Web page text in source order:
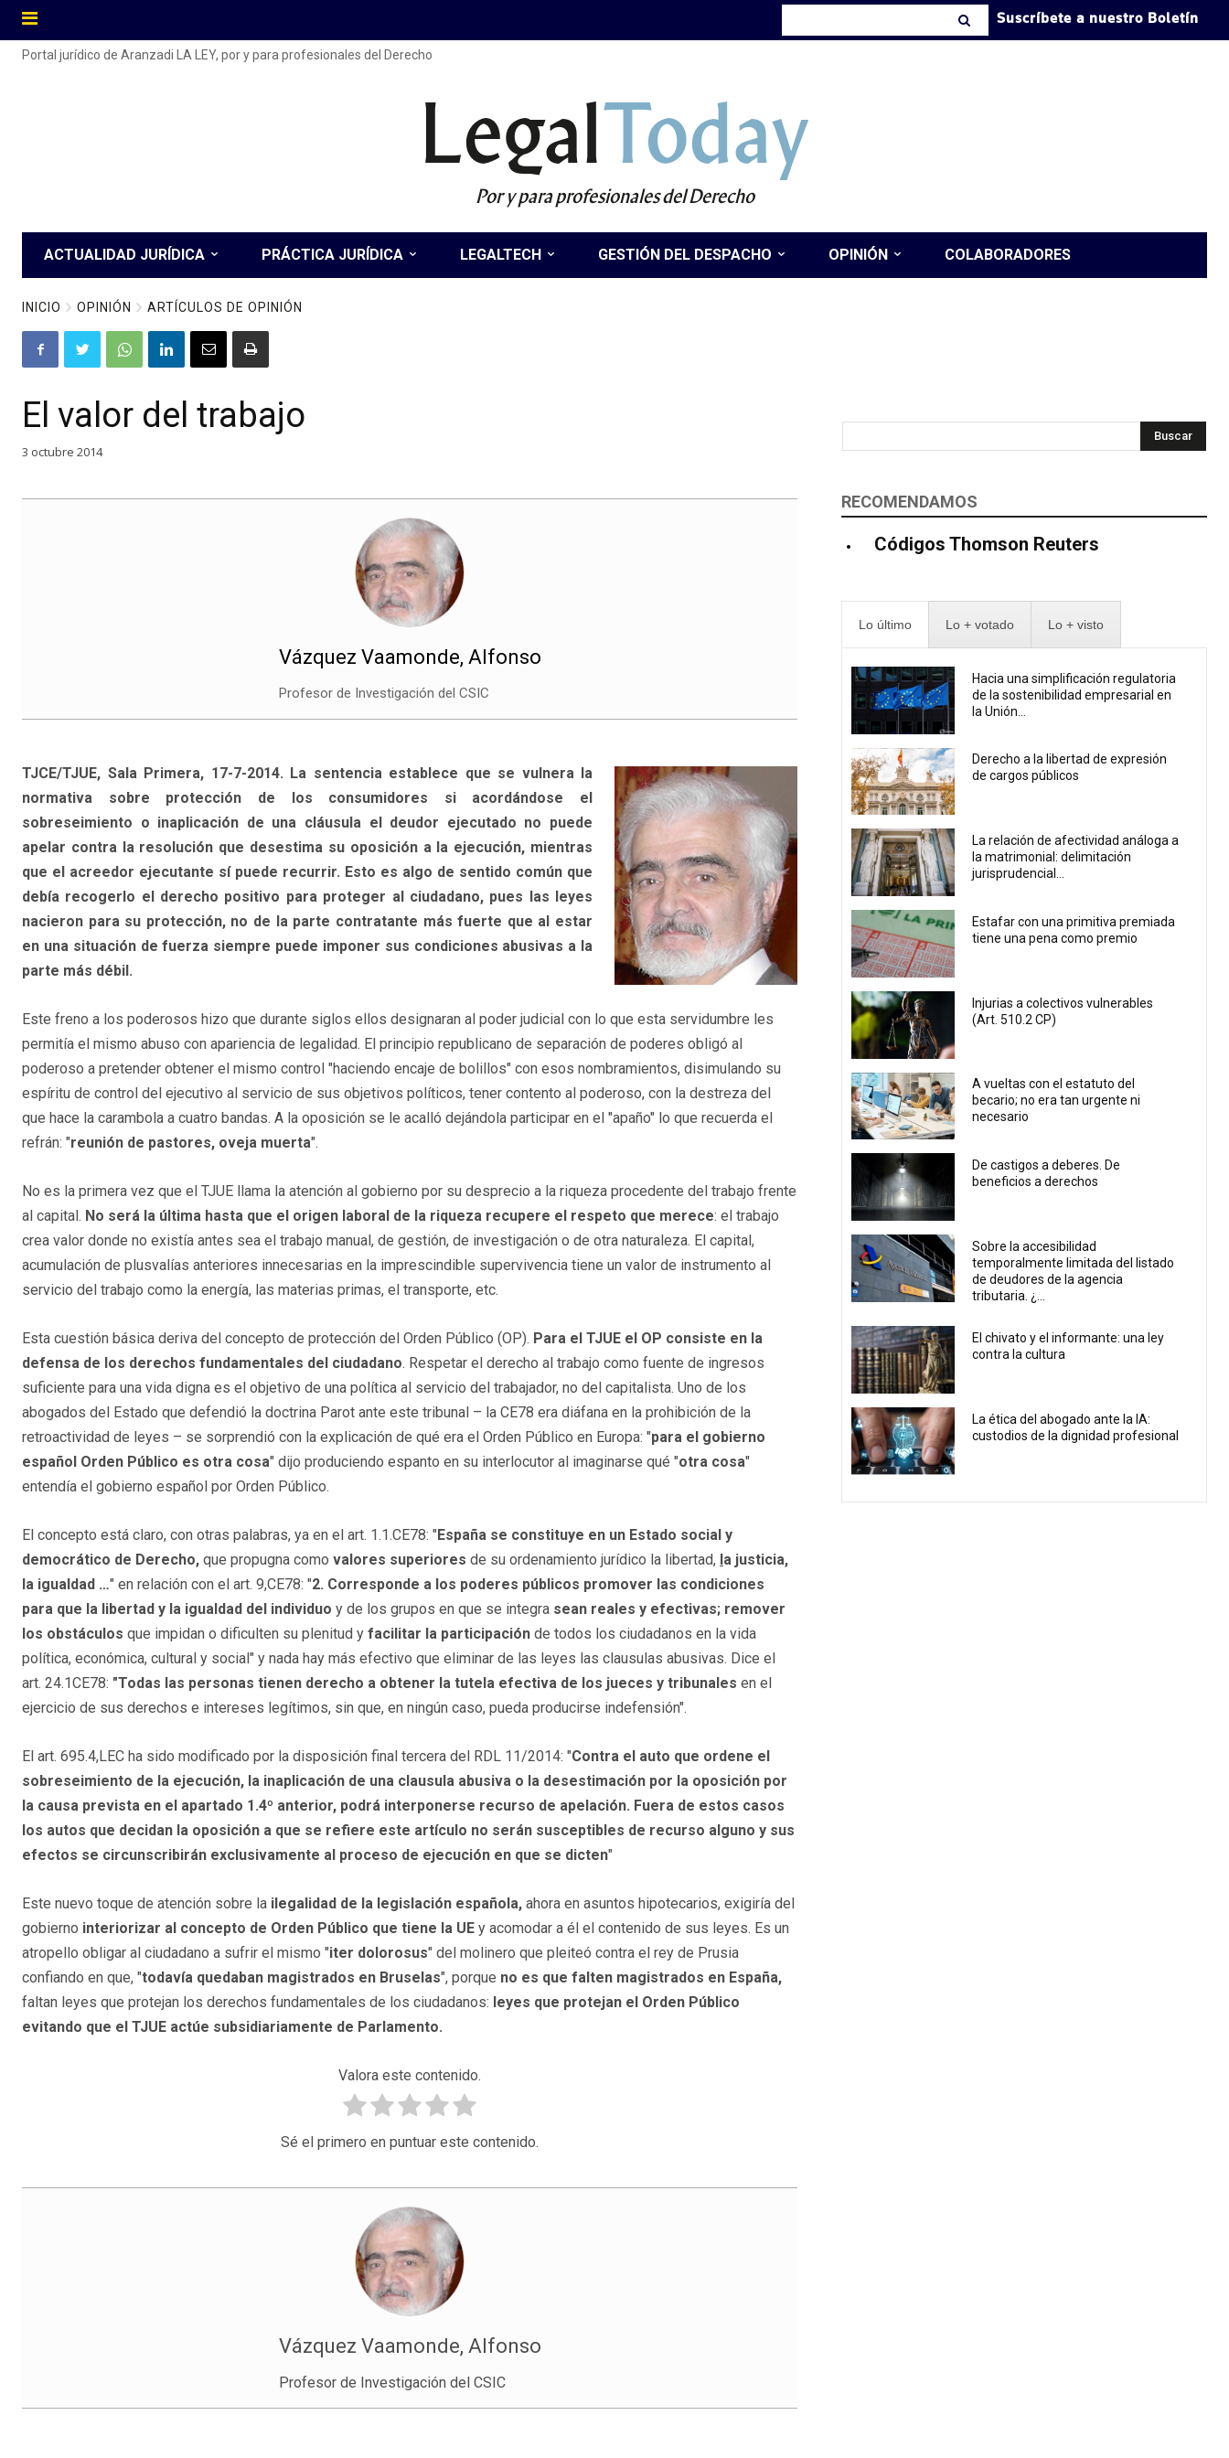
Suscríbete a nuestro Boletín
Portal jurídico de Aranzadi LA LEY, por y para profesionales del Derecho
LegalToday
Por y para profesionales del Derecho
ACTUALIDAD JURÍDICA PRÁCTICA JURÍDICA LEGALTECH GESTIÓN DEL DESPACHO OPINIÓN COLABORADORES
INICIO OPINIÓN ARTÍCULOS DE OPINIÓN
El valor del trabajo
3 octubre 2014
Vázquez Vaamonde, Alfonso
Profesor de Investigación del CSIC
TJCE/TJUE, Sala Primera, 17-7-2014. La sentencia establece que se vulnera la
normativa sobre protección de los consumidores si acordándose el
sobreseimiento o inaplicación de una cláusula el deudor ejecutado no puede
apelar contra la resolución que desestima su oposición a la ejecución, mientras
que el acreedor ejecutante sí puede recurrir. Esto es algo de sentido común que
debía recogerlo el derecho positivo para proteger al ciudadano, pues las leyes
nacieron para su protección, no de la parte contratante más fuerte que al estar
en una situación de fuerza siempre puede imponer sus condiciones abusivas a la
parte más débil.
Este freno a los poderosos hizo que durante siglos ellos designaran al poder judicial con lo que esta servidumbre les
permitía el mismo abuso con apariencia de legalidad. El principio republicano de separación de poderes obligó al
poderoso a pretender obtener el mismo control "haciendo encaje de bolillos" con esos nombramientos, disimulando su
espíritu de control del ejecutivo al servicio de sus objetivos políticos, tener contento al poderoso, con la destreza del
que hace la carambola a cuatro bandas. A la oposición se le acalló dejándola participar en el "apaño" lo que recuerda el
refrán: "reunión de pastores, oveja muerta".
No es la primera vez que el TJUE llama la atención al gobierno por su desprecio a la riqueza procedente del trabajo frente
al capital. No será la última hasta que el origen laboral de la riqueza recupere el respeto que merece: el trabajo
crea valor donde no existía antes sea el trabajo manual, de gestión, de investigación o de otra naturaleza. El capital,
acumulación de plusvalías anteriores innecesarias en la imprescindible supervivencia tiene un valor de instrumento al
servicio del trabajo como la energía, las materias primas, el transporte, etc.
Esta cuestión básica deriva del concepto de protección del Orden Público (OP). Para el TJUE el OP consiste en la
defensa de los derechos fundamentales del ciudadano. Respetar el derecho al trabajo como fuente de ingresos
suficiente para una vida digna es el objetivo de una política al servicio del trabajador, no del capitalista. Uno de los
abogados del Estado que defendió la doctrina Parot ante este tribunal – la CE78 era diáfana en la prohibición de la
retroactividad de leyes – se sorprendió con la explicación de qué era el Orden Público en Europa: "para el gobierno
español Orden Público es otra cosa" dijo produciendo espanto en su interlocutor al imaginarse qué "otra cosa"
entendía el gobierno español por Orden Público.
El concepto está claro, con otras palabras, ya en el art. 1.1.CE78: "España se constituye en un Estado social y
democrático de Derecho, que propugna como valores superiores de su ordenamiento jurídico la libertad, la justicia,
la igualdad …" en relación con el art. 9,CE78: "2. Corresponde a los poderes públicos promover las condiciones
para que la libertad y la igualdad del individuo y de los grupos en que se integra sean reales y efectivas; remover
los obstáculos que impidan o dificulten su plenitud y facilitar la participación de todos los ciudadanos en la vida
política, económica, cultural y social" y nada hay más efectivo que eliminar de las leyes las clausulas abusivas. Dice el
art. 24.1CE78: "Todas las personas tienen derecho a obtener la tutela efectiva de los jueces y tribunales en el
ejercicio de sus derechos e intereses legítimos, sin que, en ningún caso, pueda producirse indefensión".
El art. 695.4,LEC ha sido modificado por la disposición final tercera del RDL 11/2014: "Contra el auto que ordene el
sobreseimiento de la ejecución, la inaplicación de una clausula abusiva o la desestimación por la oposición por
la causa prevista en el apartado 1.4º anterior, podrá interponerse recurso de apelación. Fuera de estos casos
los autos que decidan la oposición a que se refiere este artículo no serán susceptibles de recurso alguno y sus
efectos se circunscribirán exclusivamente al proceso de ejecución en que se dicten"
Este nuevo toque de atención sobre la ilegalidad de la legislación española, ahora en asuntos hipotecarios, exigiría del
gobierno interiorizar al concepto de Orden Público que tiene la UE y acomodar a él el contenido de sus leyes. Es un
atropello obligar al ciudadano a sufrir el mismo "iter dolorosus" del molinero que pleiteó contra el rey de Prusia
confiando en que, "todavía quedaban magistrados en Bruselas", porque no es que falten magistrados en España,
faltan leyes que protejan los derechos fundamentales de los ciudadanos: leyes que protejan el Orden Público
evitando que el TJUE actúe subsidiariamente de Parlamento.
Valora este contenido.
Sé el primero en puntuar este contenido.
Vázquez Vaamonde, Alfonso
Profesor de Investigación del CSIC
Buscar
RECOMENDAMOS
Códigos Thomson Reuters
Lo último Lo + votado Lo + visto
Hacia una simplificación regulatoria
de la sostenibilidad empresarial en
la Unión...
Derecho a la libertad de expresión
de cargos públicos
La relación de afectividad análoga a
la matrimonial: delimitación
jurisprudencial...
Estafar con una primitiva premiada
tiene una pena como premio
Injurias a colectivos vulnerables
(Art. 510.2 CP)
A vueltas con el estatuto del
becario; no era tan urgente ni
necesario
De castigos a deberes. De
beneficios a derechos
Sobre la accesibilidad
temporalmente limitada del listado
de deudores de la agencia
tributaria. ¿...
El chivato y el informante: una ley
contra la cultura
La ética del abogado ante la IA:
custodios de la dignidad profesional